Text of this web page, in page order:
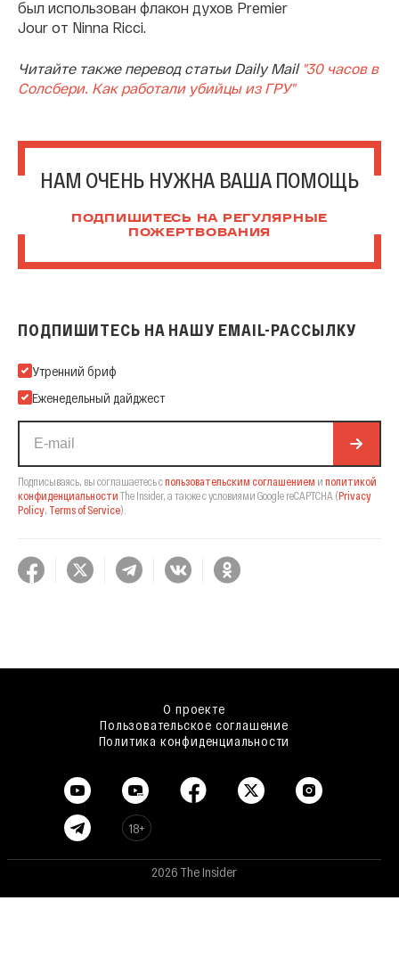
был использован флакон духов Premier
Jour от Ninna Ricci.
Читайте также перевод статьи Daily Mail "30 часов в
Солсбери. Как работали убийцы из ГРУ"
НАМ ОЧЕНЬ НУЖНА ВАША ПОМОЩЬ
ПОДПИШИТЕСЬ НА РЕГУЛЯРНЫЕ
ПОЖЕРТВОВАНИЯ
ПОДПИШИТЕСЬ НА НАШУ EMAIL-РАССЫЛКУ
Подпишитесь на нашу Email-рассылку
Утренний бриф
Еженедельный дайджест
Подписываясь, вы соглашаетесь спользовательским соглашением и политикой
конфиденциальности The Insider, а также с условиями Google reCAPTCHA (Privacy
Policy, Terms of Service).
О проекте
Пользовательское соглашение
Политика конфиденциальности
18+
2026 The Insider